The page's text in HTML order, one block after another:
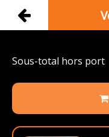
Sous-total hors port